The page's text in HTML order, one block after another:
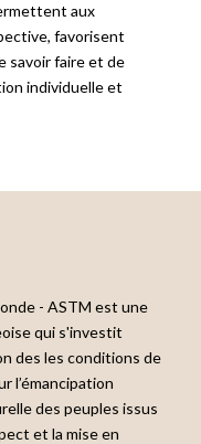
aux
favorisent
savoir faire et de
individuelle et
- ASTM est une
qui s'investit
des les conditions de
l’émancipation
des peuples issus
et la mise en